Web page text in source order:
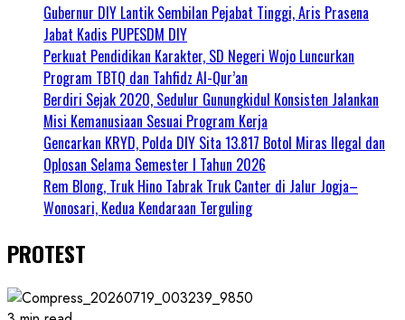
Gubernur DIY Lantik Sembilan Pejabat Tinggi, Aris Prasena
Jabat Kadis PUPESDM DIY
Perkuat Pendidikan Karakter, SD Negeri Wojo Luncurkan
Program TBTQ dan Tahfidz Al-Qur’an
Berdiri Sejak 2020, Sedulur Gunungkidul Konsisten Jalankan
Misi Kemanusiaan Sesuai Program Kerja
Gencarkan KRYD, Polda DIY Sita 13.817 Botol Miras Ilegal dan
Oplosan Selama Semester I Tahun 2026
Rem Blong, Truk Hino Tabrak Truk Canter di Jalur Jogja–
Wonosari, Kedua Kendaraan Terguling
PROTEST